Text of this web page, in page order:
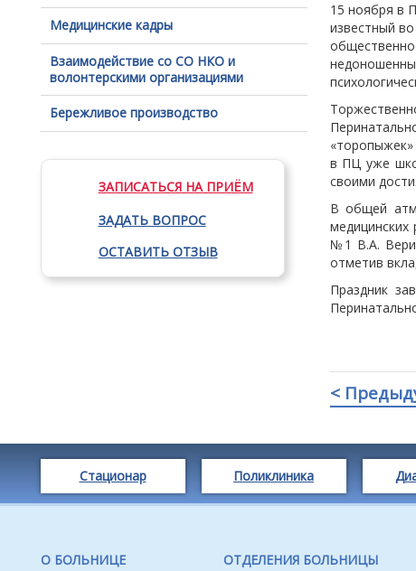
Медицинские кадры
Взаимодействие со СО НКО и
волонтерскими организациями
Бережливое производство
ЗАПИСАТЬСЯ НА ПРИЁМ
ЗАДАТЬ ВОПРОС
ОСТАВИТЬ ОТЗЫВ
15 ноября в
известный
в ПЦ уже
своими
В общей
№1 В.А.
отметив
Праздник
<
Стационар Поликлиника
О БОЛЬНИЦЕ ОТДЕЛЕНИЯ БОЛЬНИЦЫ